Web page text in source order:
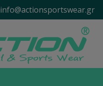
info@actionsportswear.gr